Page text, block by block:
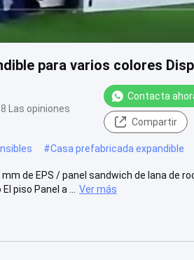
para varios colores
Las opiniones
Contacta
Compartir
#Casa prefabricada expandible
de EPS / panel sandwich de lana de
piso Panel a ...
Ver más